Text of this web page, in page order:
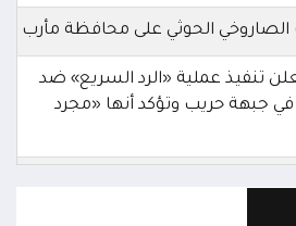
الحوثي على محافظة مأرب
تنفيذ عملية «الرد السريع» ضد
جبهة حريب وتؤكد أنها «مجرد
عالية للتعامل مع أي تهديدات